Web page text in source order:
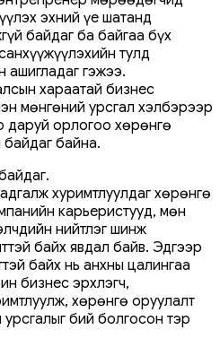
эхний үе шатанд
байдаг ба байгаа бүх
тулд
ашигладаг гэжээ.
хараатай бизнес
мөнгөний урсгал хэлбэрээр
даруй орлогоо хөрөнгө
байна.
хуримтлуулдаг хөрөнгө
карьеристууд, мөн
нийтлэг шинж
байх явдал байв. Эдгээр
байх нь анхны цалингаа
бизнес эрхлэгч,
хөрөнгө оруулалт
бий болгосон тэр